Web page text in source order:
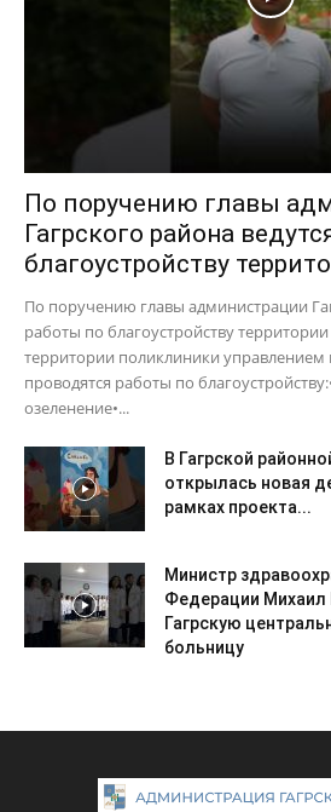
По поручению главы
Гагрского района
благоустройству
По поручению главы администрации
работы по благоустройству
территории поликлиники управлением
проводятся работы по
озеленение•...
В Гагрской
открылась новая
рамках проекта...
Министр
Федерации
Гагрскую
больницу